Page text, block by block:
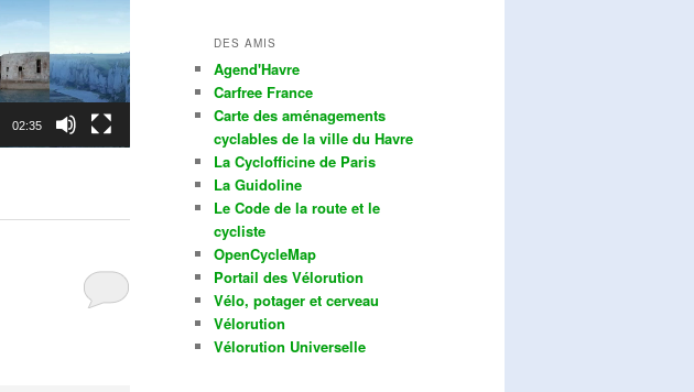
02:35
DES AMIS
Agend'Havre
Carfree France
Carte des aménagements
cyclables de la ville du Havre
La Cyclofficine de Paris
La Guidoline
Le Code de la route et le
cycliste
OpenCycleMap
Portail des Vélorution
Vélo, potager et cerveau
Vélorution
Vélorution Universelle